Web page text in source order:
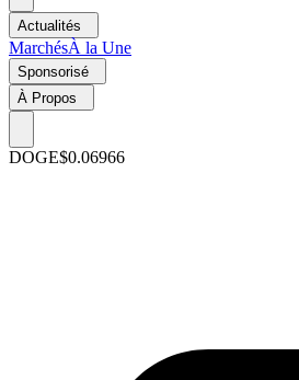
Actualités
MarchésÀ la Une
Sponsorisé
À Propos
DOGE$0.06966